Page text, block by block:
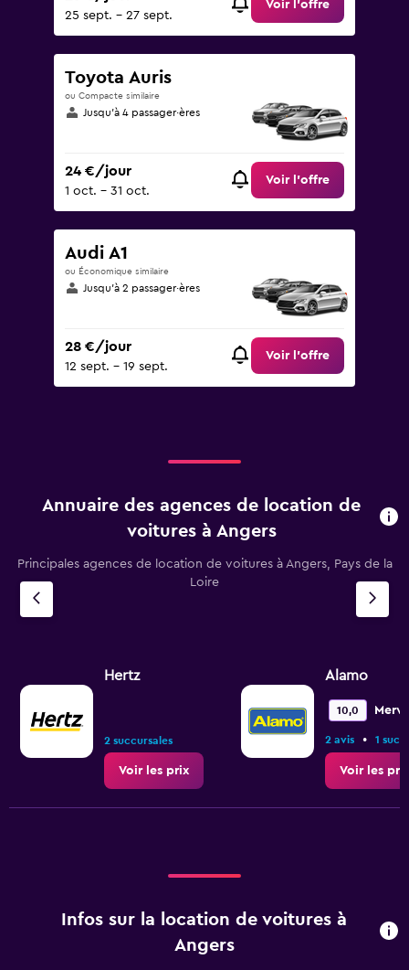
25 sept. - 27 sept.
Voir l’offre
Toyota Auris
ou Compacte similaire
Jusqu’à 4 passager·ères
24 €/jour
1 oct. - 31 oct.
Voir l’offre
Audi A1
ou Économique similaire
Jusqu’à 2 passager·ères
28 €/jour
12 sept. - 19 sept.
Voir l’offre
Annuaire des agences de location de
voitures à Angers
Principales agences de location de voitures à Angers, Pays de la
Loire
Hertz
2 succursales
Voir les prix
Alamo
10,0
2 avis • 1
Voir les prix
Infos sur la location de voitures à
Angers